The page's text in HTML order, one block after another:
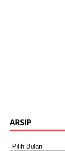
ARSIP